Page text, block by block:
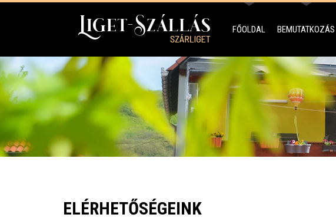
FŐOLDAL BEMUTATKOZÁS
ELÉRHETŐSÉGEINK